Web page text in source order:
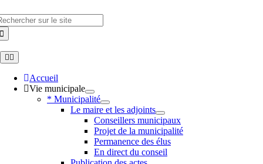
to
content
Toggle
Navigation
Accueil
Vie municipale
* Municipalité
Le maire et les adjoints
Conseillers municipaux
Projet de la municipalité
Permanence des élus
En direct du conseil